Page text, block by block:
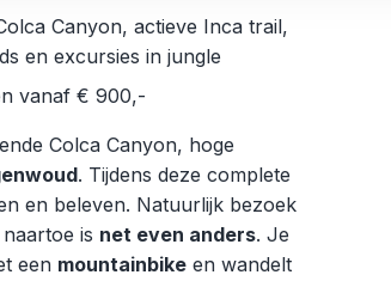
Canyon, actieve Inca trail,
en excursies in jungle
vanaf € 900,-
Colca Canyon, hoge
. Tijdens deze complete
en beleven. Natuurlijk bezoek
is net even anders. Je
een mountainbike en wandelt